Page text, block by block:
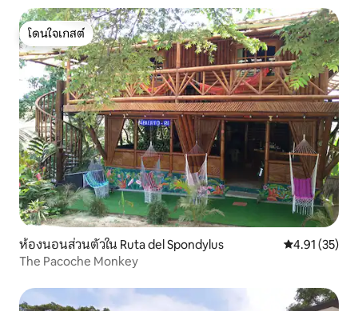
โดนใจเกสต์
โดนใจเกสต์
ห้องนอนส่วนตัวใน Ruta del Spondylus คะแนนเฉลี่ย
4.91 (35)
The Pacoche Monkey